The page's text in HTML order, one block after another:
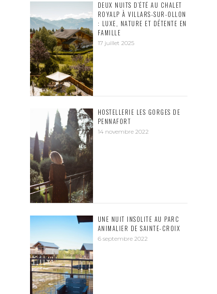
DEUX NUITS D’ÉTÉ AU CHALET
ROYALP À VILLARS-SUR-OLLON
: LUXE, NATURE ET DÉTENTE EN
FAMILLE
17 juillet 2025
HOSTELLERIE LES GORGES DE
PENNAFORT
14 novembre 2022
UNE NUIT INSOLITE AU PARC
ANIMALIER DE SAINTE-CROIX
6 septembre 2022